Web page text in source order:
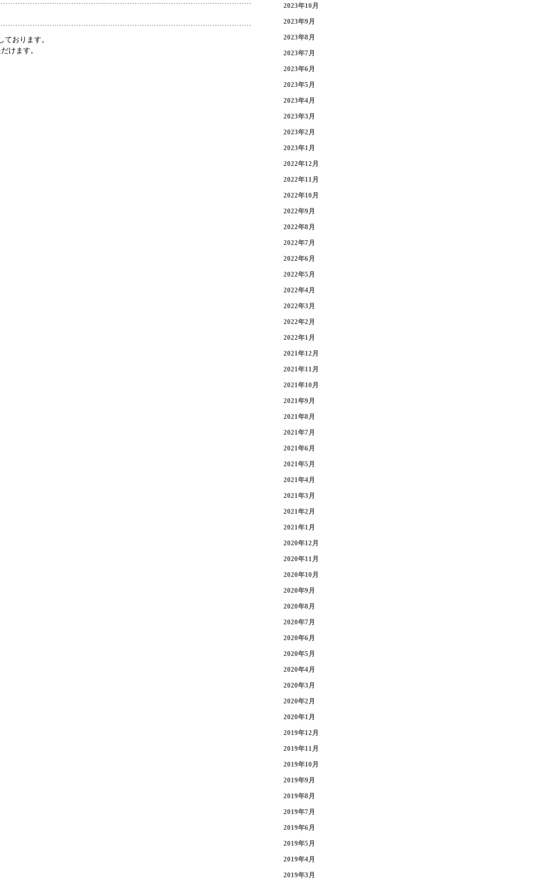
おります。
けます。
2023年10月
2023年9月
2023年8月
2023年7月
2023年6月
2023年5月
2023年4月
2023年3月
2023年2月
2023年1月
2022年12月
2022年11月
2022年10月
2022年9月
2022年8月
2022年7月
2022年6月
2022年5月
2022年4月
2022年3月
2022年2月
2022年1月
2021年12月
2021年11月
2021年10月
2021年9月
2021年8月
2021年7月
2021年6月
2021年5月
2021年4月
2021年3月
2021年2月
2021年1月
2020年12月
2020年11月
2020年10月
2020年9月
2020年8月
2020年7月
2020年6月
2020年5月
2020年4月
2020年3月
2020年2月
2020年1月
2019年12月
2019年11月
2019年10月
2019年9月
2019年8月
2019年7月
2019年6月
2019年5月
2019年4月
2019年3月